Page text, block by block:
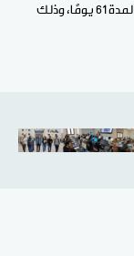
قيادات في الاتحاد الوطني، طُردوا مؤقتًا من الجامعة لمدة 61 يومًا، وذلك